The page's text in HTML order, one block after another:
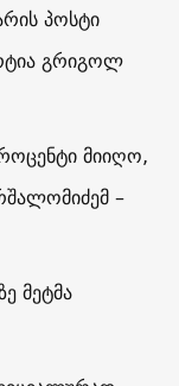
პოსტი
გრიგოლ
მიიღო,
–
მეტმა